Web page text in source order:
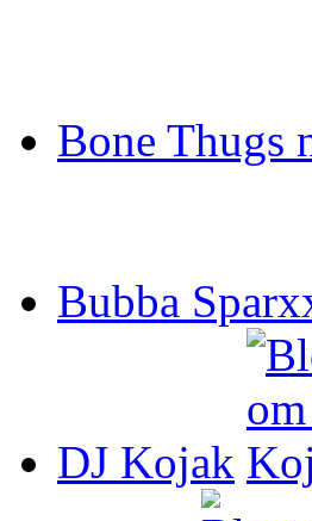
Bone Thugs
Bubba
DJ Kojak